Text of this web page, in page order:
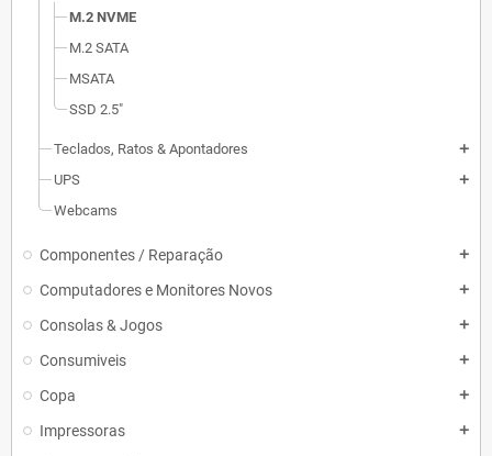
M.2 NVME
M.2 SATA
MSATA
SSD 2.5"
Teclados, Ratos & Apontadores add
UPS add
Webcams
Componentes / Reparação add
Computadores e Monitores Novos add
Consolas & Jogos add
Consumiveis add
Copa add
Impressoras add